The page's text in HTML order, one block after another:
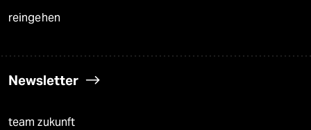
reingehen
Newsletter
team zukunft